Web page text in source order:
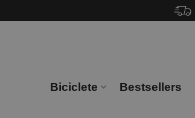
to
Biciclete Bestsellers